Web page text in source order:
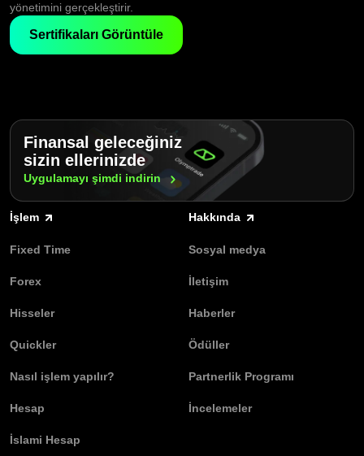
yönetimini gerçekleştirir.
Sertifikaları Görüntüle
Finansal geleceğiniz
sizin ellerinizde
Uygulamayı şimdi indirin
İşlem
Fixed Time
Forex
Hisseler
Quickler
Nasıl işlem yapılır?
Hesap
İslami Hesap
Hakkında
Sosyal medya
İletişim
Haberler
Ödüller
Partnerlik Programı
İncelemeler